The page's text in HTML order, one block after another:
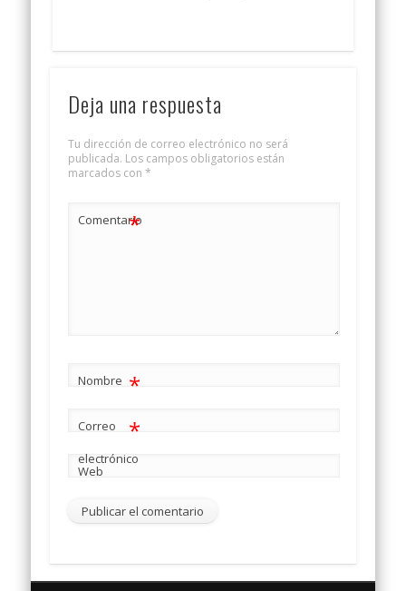
Deja una respuesta
Tu dirección de correo electrónico no será
publicada. Los campos obligatorios están
marcados con *
Comentario
*
Nombre *
Correo
electrónico
*
Web